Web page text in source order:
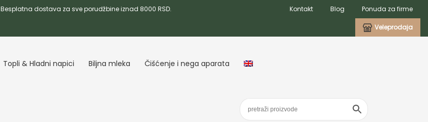
Besplatna dostava za sve porudžbine iznad 8000 RSD. Kontakt Blog Ponuda za firme
Veleprodaja
Topli & Hladni napici Biljna mleka Čišćenje i nega aparata